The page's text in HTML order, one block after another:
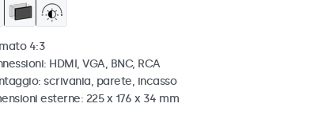
4:3
HDMI, VGA, BNC, RCA
scrivania, parete, incasso
esterne: 225 x 176 x 34 mm